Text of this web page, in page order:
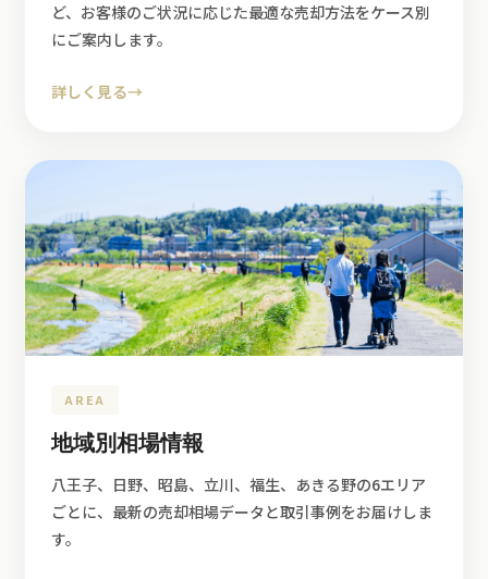
ど、お客様のご状況に応じた最適な売却方法をケース別
にご案内します。
詳しく見る→
AREA
地域別相場情報
八王子、日野、昭島、立川、福生、あきる野の6エリア
ごとに、最新の売却相場データと取引事例をお届けしま
す。